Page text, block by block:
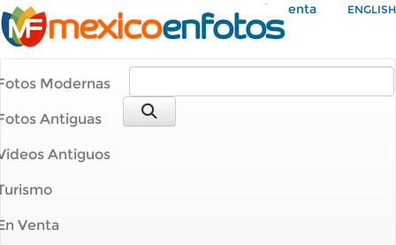
Mi Cuenta ENGLISH
Modernas
Antiguas
Antiguos
Venta